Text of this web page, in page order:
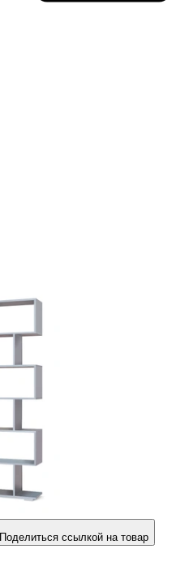
Поделиться ссылкой на товар